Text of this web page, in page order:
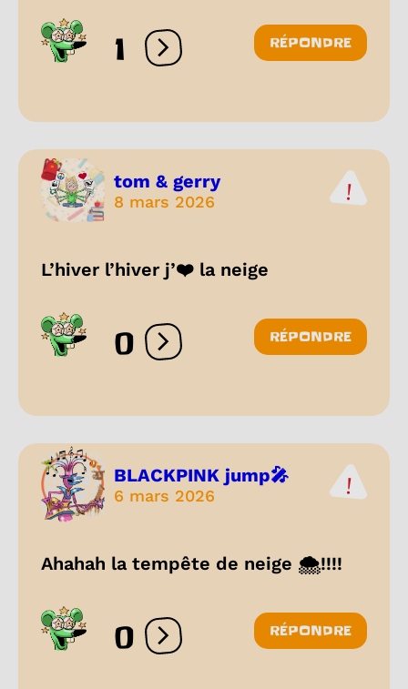
1 Ouvrir les réactions
RÉPONDRE
tom & gerry
8 mars 2026
L’hiver l’hiver j’❤️ la neige
0 Ouvrir les réactions
RÉPONDRE
BLACKPINK jump🎤
6 mars 2026
Ahahah la tempête de neige 🌨️!!!!
0 Ouvrir les réactions
RÉPONDRE